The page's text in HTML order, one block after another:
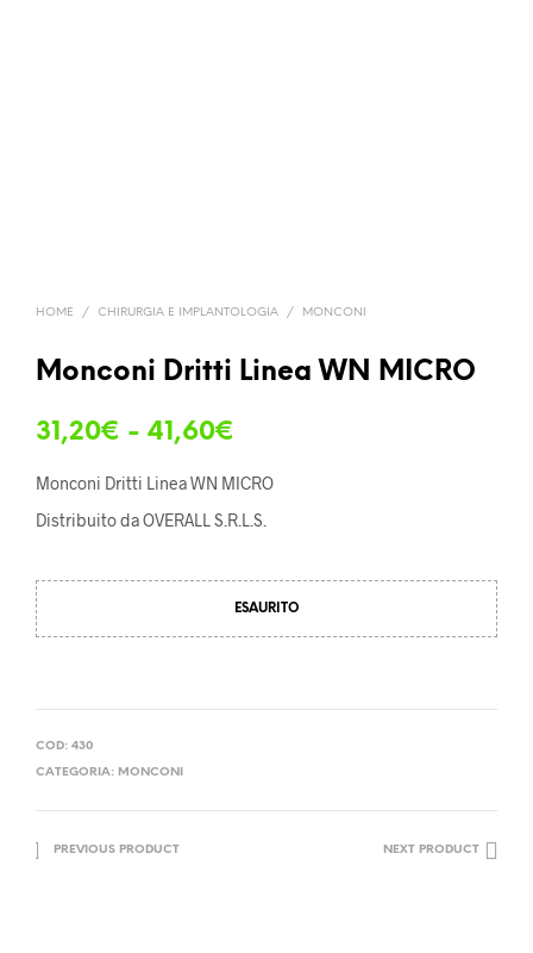
HOME / CHIRURGIA E IMPLANTOLOGIA / MONCONI
Monconi Dritti Linea WN MICRO
31,20€ - 41,60€
di
prezzo:
31,20€
Monconi Dritti Linea WN MICRO
Distribuito da OVERALL S.R.L.S.
ESAURITO
COD: 430
CATEGORIA: MONCONI
PREVIOUS PRODUCT NEXT PRODUCT